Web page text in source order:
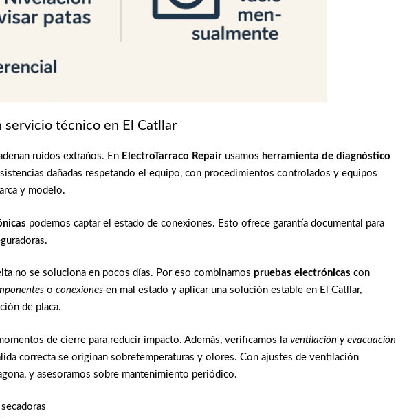
servicio técnico en El Catllar
ruidos extraños. En ElectroTarraco Repair usamos herramienta de diagnóstico
dañadas respetando el equipo, con procedimientos controlados y equipos
y modelo.
podemos captar el estado de conexiones. Esto ofrece garantía documental para
no se soluciona en pocos días. Por eso combinamos pruebas electrónicas con
o conexiones en mal estado y aplicar una solución estable en El Catllar,
de placa.
de cierre para reducir impacto. Además, verificamos la ventilación y evacuación
correcta se originan sobretemperaturas y olores. Con ajustes de ventilación
y asesoramos sobre mantenimiento periódico.